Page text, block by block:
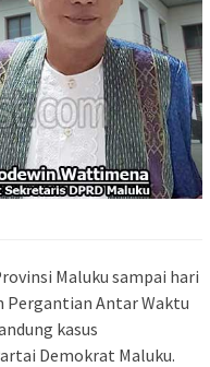
Maluku sampai hari
Pergantian Antar Waktu
kasus
Demokrat Maluku.